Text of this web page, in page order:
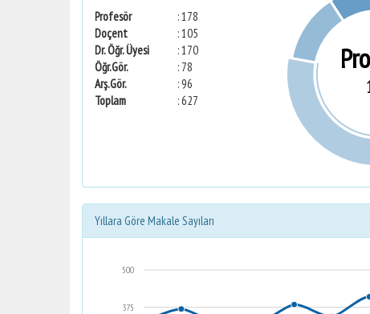
Profesör
: 178
Doçent
: 105
Dr. Öğr. Üyesi
: 170
Öğr.Gör.
: 78
Arş.Gör.
: 96
Toplam
: 627
Yıllara Göre Makale Sayıları
375
500